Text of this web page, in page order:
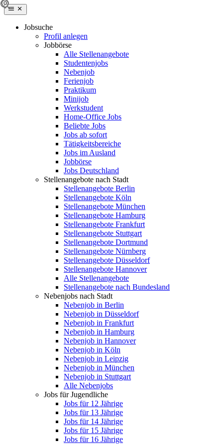
Jobsuche
Profil anlegen
Jobbörse
Alle Stellenangebote
Studentenjobs
Nebenjob
Ferienjob
Praktikum
Minijob
Werkstudent
Home-Office Jobs
Beliebte Jobs
Jobs ab sofort
Tätigkeitsbereiche
Jobs im Ausland
Jobbörse
Jobs Deutschland
Stellenangebote nach Stadt
Stellenangebote Berlin
Stellenangebote Köln
Stellenangebote München
Stellenangebote Hamburg
Stellenangebote Frankfurt
Stellenangebote Stuttgart
Stellenangebote Dortmund
Stellenangebote Nürnberg
Stellenangebote Düsseldorf
Stellenangebote Hannover
Alle Stellenangebote
Stellenangebote nach Bundesland
Nebenjobs nach Stadt
Nebenjob in Berlin
Nebenjob in Düsseldorf
Nebenjob in Frankfurt
Nebenjob in Hamburg
Nebenjob in Hannover
Nebenjob in Köln
Nebenjob in Leipzig
Nebenjob in München
Nebenjob in Stuttgart
Alle Nebenjobs
Jobs für Jugendliche
Jobs für 12 Jährige
Jobs für 13 Jährige
Jobs für 14 Jährige
Jobs für 15 Jährige
Jobs für 16 Jährige